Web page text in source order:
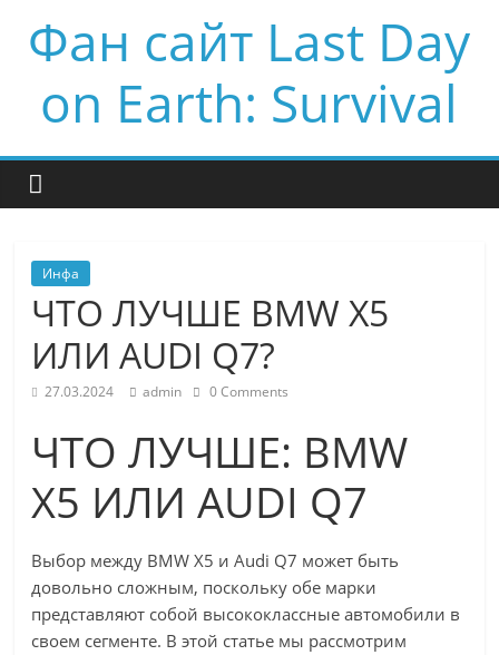
Фан сайт Last Day
on Earth: Survival
Инфа
ЧТО ЛУЧШЕ BMW X5
ИЛИ AUDI Q7?
27.03.2024 admin 0 Comments
ЧТО ЛУЧШЕ: BMW
X5 ИЛИ AUDI Q7
Выбор между BMW X5 и Audi Q7 может быть
довольно сложным, поскольку обе марки
представляют собой высококлассные автомобили в
своем сегменте. В этой статье мы рассмотрим